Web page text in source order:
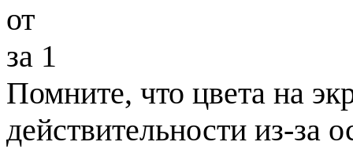
от
за 1
Помните, что цвета на
действительности из-за